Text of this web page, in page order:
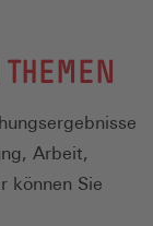
Arbeit,
können Sie